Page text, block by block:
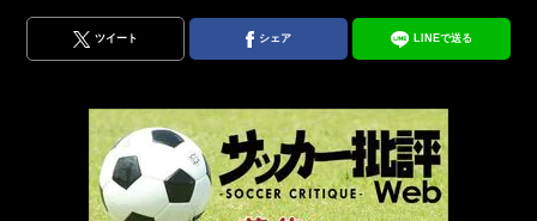
ツイート シェア LINEで送る